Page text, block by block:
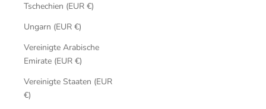
Tschechien (EUR €)
Ungarn (EUR €)
Vereinigte Arabische
Emirate (EUR €)
Vereinigte Staaten (EUR
€)